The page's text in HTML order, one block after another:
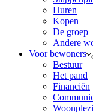
Huren
Kopen
De groep
Andere
Voor bewoners
Bestuur
Het pand
Financiën